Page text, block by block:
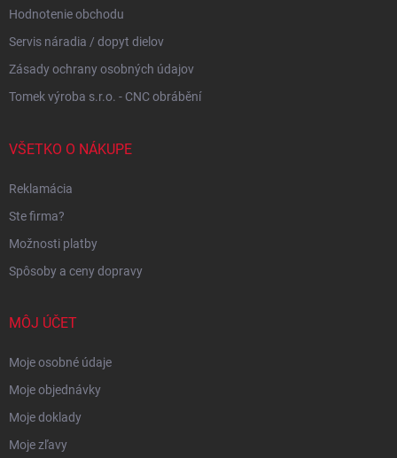
Hodnotenie obchodu
Servis náradia / dopyt dielov
Zásady ochrany osobných údajov
Tomek výroba s.r.o. - CNC obrábění
VŠETKO O NÁKUPE
Reklamácia
Ste firma?
Možnosti platby
Spôsoby a ceny dopravy
MÔJ ÚČET
Moje osobné údaje
Moje objednávky
Moje doklady
Moje zľavy